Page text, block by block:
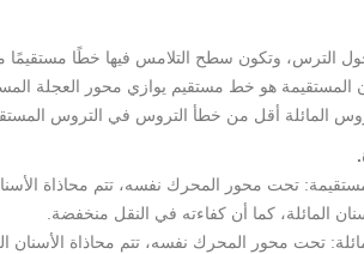
الترس، وتكون سطح التلامس فيها خطًا مستقيمًا
المستقيمة هو خط مستقيم يوازي محور العجلة
المائلة أقل من خطأ التروس في التروس
تحت محور المحرك نفسه، تتم محاذاة
المائلة، كما أن كفاءته في النقل منخفضة.
تحت محور المحرك نفسه، تتم محاذاة الأسنان